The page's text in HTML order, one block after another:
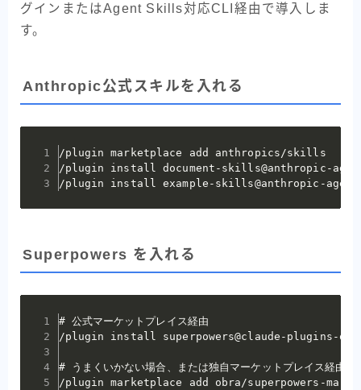
グインまたはAgent Skills対応CLI経由で導入しま
す。
Anthropic公式スキルを入れる
/plugin marketplace add anthropics/skills
/plugin install document-skills@anthropic-
/plugin install example-skills@anthropic-
Superpowers を入れる
# 公式マーケットプレイス経由
/plugin install superpowers@claude-plugins-
# うまくいかない場合、または独自マーケットプレイス経由で
/plugin marketplace add obra/superpowers-